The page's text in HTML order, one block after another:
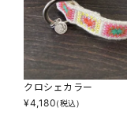
クロシェカラー
¥4,180(税込)